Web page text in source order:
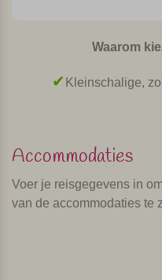
appartementen en
geschikt als vertrekpunt
Waarom
Kleinschalige,
Accommodaties
Voer je reisgegevens in
van de accommodaties te